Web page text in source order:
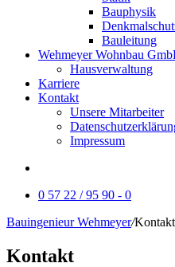
Bauphysik
Bauleitung
Wehmeyer Wohnbau
Hausverwaltung
Karriere
Kontakt
Unsere Mitarbeiter
Impressum
0 57 22 / 95 90 - 0
Bauingenieur Wehmeyer/Kontakt
Kontakt